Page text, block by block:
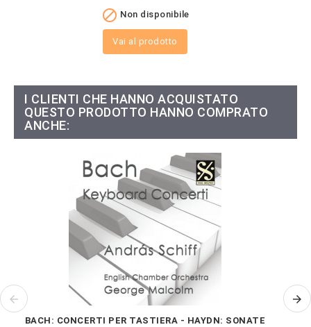
 Non disponibile
Vai al prodotto
I CLIENTI CHE HANNO ACQUISTATO
QUESTO PRODOTTO HANNO COMPRATO
ANCHE:
BACH: CONCERTI PER TASTIERA - HAYDN: SONATE